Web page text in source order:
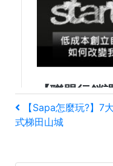
文
章
導
上
一
【Sapa怎麼玩?】7
式梯田山城